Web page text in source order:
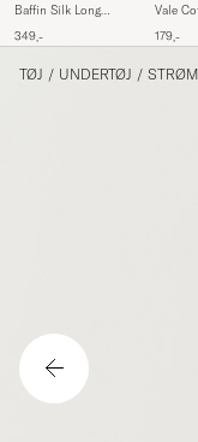
Baffin Silk Long
349,-
Vale
179,-
TØJ / UNDERTØJ /